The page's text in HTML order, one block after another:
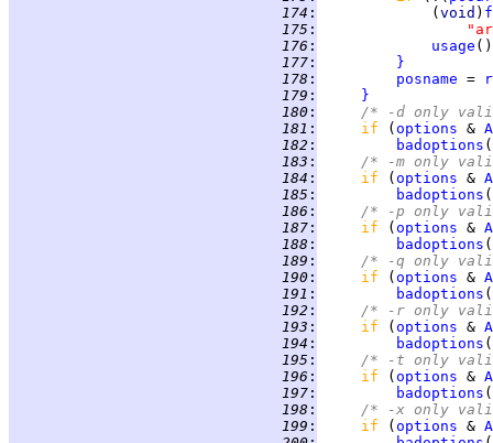
174 :
             (
void )
175 :
176 :
usage
177 :
}
178 : posname =
179 :
}
180 :
/* -d only
181 : if ( options &
182 : badoptions (
183 :
/* -m only
184 : if ( options &
185 : badoptions (
186 :
/* -p only
187 : if ( options &
188 : badoptions (
189 :
/* -q only
190 : if ( options &
191 : badoptions (
192 :
/* -r only
193 : if ( options &
194 : badoptions (
195 :
/* -t only
196 : if ( options &
197 : badoptions (
198 :
/* -x only
199 : if ( options &